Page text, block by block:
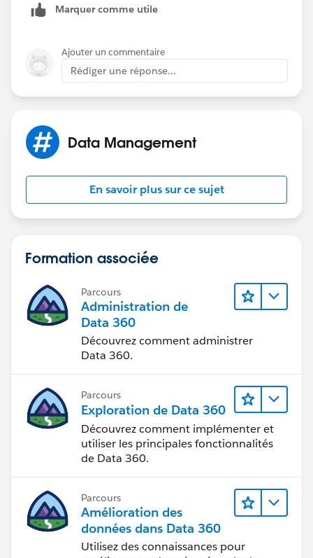
doesn't ask for this and I get different fields (a
Thanks,
Marquer comme utile
Ajouter un commentaire
Rédiger une réponse...
Data Management
En savoir plus sur ce sujet
Formation associée
Parcours
Administration de
Data 360
Découvrez comment administrer
Data 360.
Parcours
Exploration de Data 360
Découvrez comment implémenter et
utiliser les principales fonctionnalités
de Data 360.
Parcours
Amélioration des
données dans Data 360
Utilisez des connaissances pour